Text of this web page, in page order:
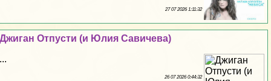
27 07 2026 1:11:32
Джиган Отпусти (и Юлия Савичева)
...
26 07 2026 0:44:32